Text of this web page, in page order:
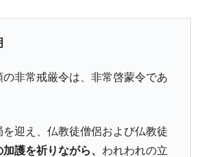
造業「半導体絶好調」のウラで他業
⇒ PSIが示す現況は決して良くない。
激突案件】韓国消費者院が『クーパ
型イージス搭載の次世代駆逐艦
年竣工と公示
の非常戒厳令は、非常啓蒙令であ
を迎え、仏教徒僧侶および仏教徒
護を祈りながら、 われわれの立